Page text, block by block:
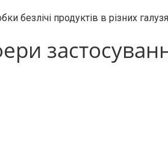
безлічі продуктів в різних